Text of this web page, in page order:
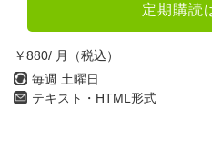
定期購読
￥880/ 月（税込）
毎週 土曜日
テキスト・HTML形式